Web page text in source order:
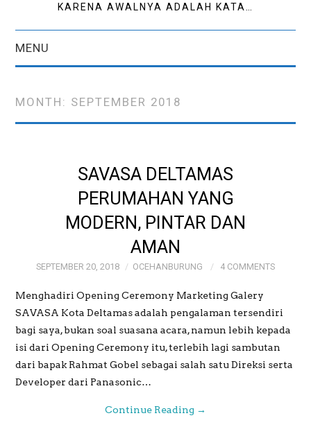
KARENA AWALNYA ADALAH KATA…
MENU
GALERI FOTO BAPAK
MAYJEN (PURN)
GALERI MEME
OCEHANBURUNG
PRICE LIST AK
MONTH: SEPTEMBER 2018
SAVASA DELTAMAS
PERUMAHAN YANG
MODERN, PINTAR DAN
AMAN
SEPTEMBER 20, 2018 OCEHANBURUNG 4 COMMENTS
Menghadiri Opening Ceremony Marketing Galery
SAVASA Kota Deltamas adalah pengalaman tersendiri
bagi saya, bukan soal suasana acara, namun lebih kepada
isi dari Opening Ceremony itu, terlebih lagi sambutan
dari bapak Rahmat Gobel sebagai salah satu Direksi serta
Developer dari Panasonic…
Continue Reading →